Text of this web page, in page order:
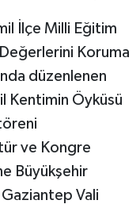
İlçe Milli Eğitim
Koruma
düzenlenen
Kentimin Öyküsü
ve Kongre
Büyükşehir
Gaziantep Vali